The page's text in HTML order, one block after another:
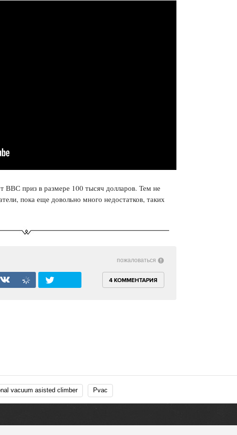
ВВС приз в размере 100 тысяч долларов. Тем не
пока еще довольно много недостатков, таких
4 КОММЕНТАРИЯ
пожаловаться
vacuum asisted climber Pvac